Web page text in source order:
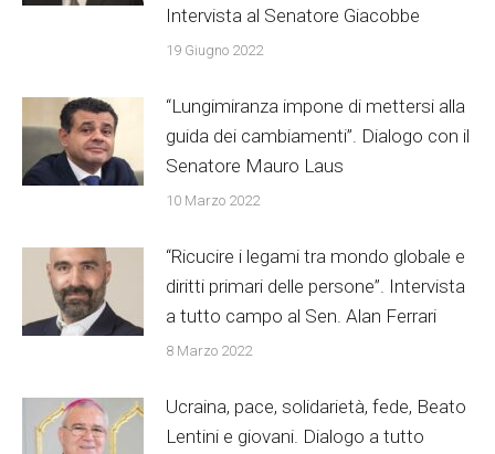
Intervista al Senatore Giacobbe
19 Giugno 2022
“Lungimiranza impone di mettersi alla
guida dei cambiamenti”. Dialogo con il
Senatore Mauro Laus
10 Marzo 2022
“Ricucire i legami tra mondo globale e
diritti primari delle persone”. Intervista
a tutto campo al Sen. Alan Ferrari
8 Marzo 2022
Ucraina, pace, solidarietà, fede, Beato
Lentini e giovani. Dialogo a tutto